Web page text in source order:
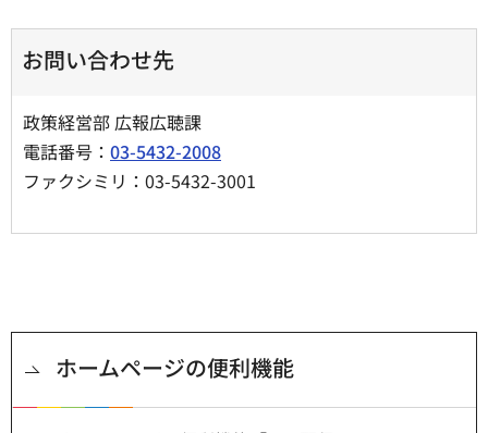
お問い合わせ先
政策経営部 広報広聴課
電話番号： 03-5432-2008
ファクシミリ：03-5432-3001
ホームページの便利機能